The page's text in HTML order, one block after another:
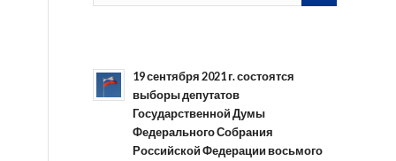
19 сентября 2021 г. состоятся
выборы депутатов
Государственной Думы
Федерального Собрания
Российской Федерации восьмого